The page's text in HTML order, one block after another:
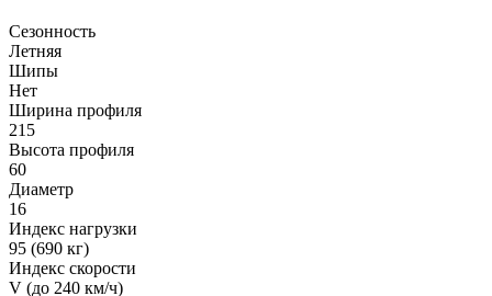
Сезонность
Летняя
Шипы
Нет
Ширина профиля
215
Высота профиля
60
Диаметр
16
Индекс нагрузки
95 (690 кг)
Индекс скорости
V (до 240 км/ч)